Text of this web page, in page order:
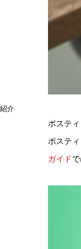
ポステ
ポステ
ガイド
介